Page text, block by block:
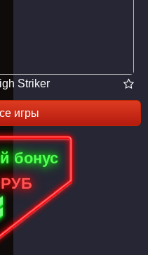
Striker
игры
бонус
РУБ